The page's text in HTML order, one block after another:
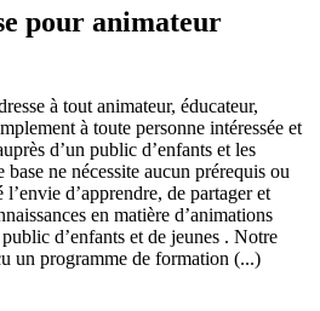
pour animateur
à tout animateur, éducateur,
à toute personne intéressée et
d’un public d’enfants et les
ne nécessite aucun prérequis ou
d’apprendre, de partager et
en matière d’animations
d’enfants et de jeunes . Notre
un programme de formation (...)